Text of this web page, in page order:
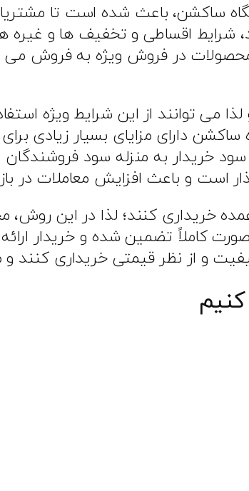
ساکشن، باعث شده است تا
اقساطی و تخفیف ها و غیره
محصولات در فروش ویژه به فروش می‌
می‌ توانند از این شرایط ویژه
دارای مزایای بسیار زیادی
خریدار به منزله سود
است و باعث افزایش معاملات در
خریداری کنند؛ لذا در این
کاملاً تضمین شده و خریدار
و از نظر قیمتی خریداری کنند و